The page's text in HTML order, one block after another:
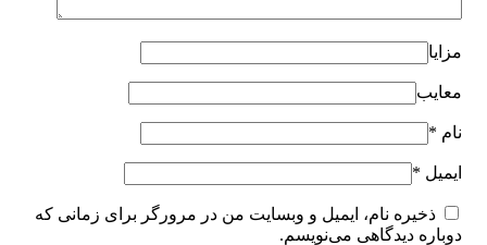
مزایا
معایب
نام *
ایمیل *
ذخیره نام، ایمیل و وبسایت من در مرورگر برای زمانی که
دوباره دیدگاهی می‌نویسم.